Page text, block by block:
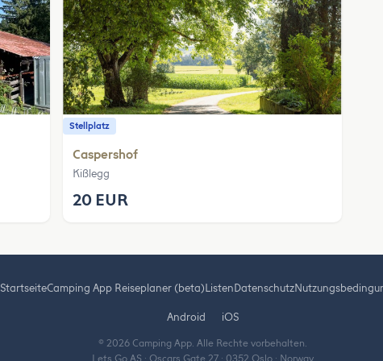
Stellplatz
Caspershof
Kißlegg
20 EUR
StartseiteCamping App Reiseplaner (beta) Listen Datenschutz
Android iOS
© 2026 Camping App. Alle Rechte vorbehalten.
Lets Go AS · Oscars Gate 27 · 0352 Oslo · Norway